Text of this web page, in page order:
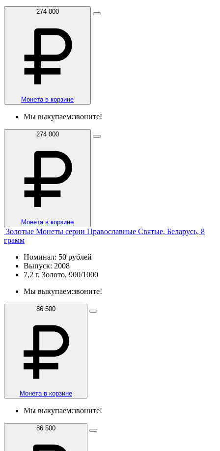
274 000
Монета в корзине
Мы выкупаем:звоните!
274 000
Монета в корзине
Золотые Монеты серии Православные Святые, Беларусь, 8
грамм
Номинал: 50 рублей
Выпуск: 2008
7,2 г, Золото, 900/1000
Мы выкупаем:звоните!
86 500
Монета в корзине
Мы выкупаем:звоните!
86 500